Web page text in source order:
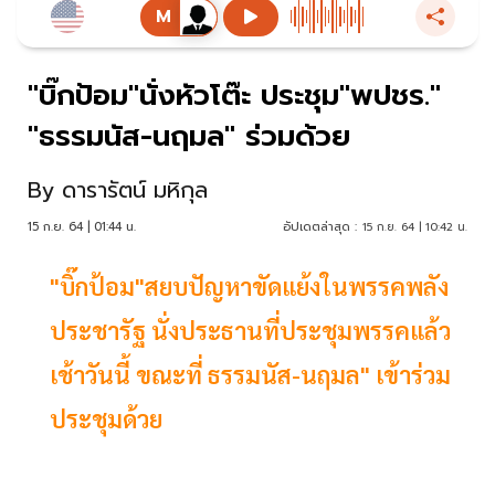
"บิ๊กป้อม"นั่งหัวโต๊ะ ประชุม"พปชร."
"ธรรมนัส-นฤมล" ร่วมด้วย
By ดารารัตน์ มหิกุล
15 ก.ย. 64 | 01:44 น. อัปเดตล่าสุด : 15 ก.ย. 64 | 10:42 น.
"บิ๊กป้อม"สยบปัญหาขัดแย้งในพรรคพลัง
ประชารัฐ นั่งประธานที่ประชุมพรรคแล้ว
เช้าวันนี้ ขณะที่ ธรรมนัส-นฤมล" เข้าร่วม
ประชุมด้วย